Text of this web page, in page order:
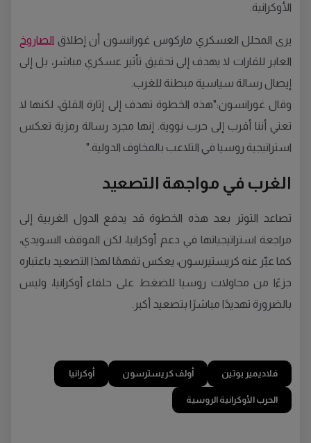
الأوكرانية.
يرى المحلل العسكري ماركوس غورانسون أن إطلاق الصاروخ
العابر للقارات لا يهدف إلى تحقيق تأثير عسكري مباشر، بل إلى
إيصال رسالة سياسية مبطنة للغرب.
وقال غورانسون:"هذه الخطوة تهدف إلى إثارة القلق، لكنها لا
تعني أننا أقرب إلى حرب نووية. إنها مجرد رسالة رمزية تعكس
استراتيجية روسيا في التلاعب بالمخاوف الدولية."
الغرب في مواجهة التصعيد
تصاعد التوتر بعد هذه الخطوة قد يدفع الدول الغربية إلى
مراجعة استراتيجياتها في دعم أوكرانيا، لكن الموقف السويدي،
كما عبّر عنه كريستيرسون، يعكس تفهمًا لهذا التصعيد باعتباره
جزءًا من محاولات روسيا للضغط على حلفاء أوكرانيا، وليس
بالضرورة تهديدًا مباشرًا بتصعيد أكبر.
فلاديمير بوتين أولف كريسترسون أوكرانيا
الحرب الأوكرانية الروسية